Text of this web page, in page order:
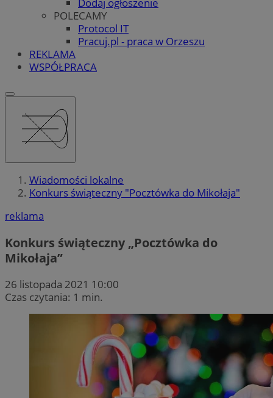
POLECAMY
Protocol IT
Pracuj.pl - praca w Orzeszu
REKLAMA
WSPÓŁPRACA
Wiadomości lokalne
Konkurs świąteczny "Pocztówka do Mikołaja"
reklama
Konkurs świąteczny „Pocztówka do
Mikołaja”
26 listopada 2021 10:00
Czas czytania: 1 min.